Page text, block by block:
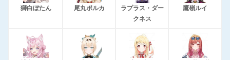
獅白ぼたん 尾丸ポルカ
ラプラス・ダー
クネス
鷹嶺ルイ